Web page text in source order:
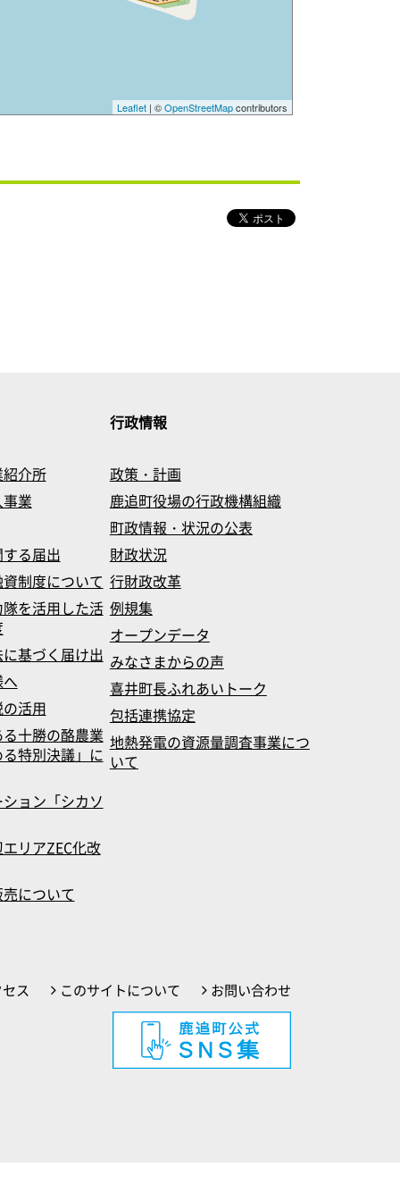
Leaflet| ©OpenStreetMapcontributors
介所
業
る届出
制度について
を活用した活
基づく届け出
活用
十勝の酪農業
特別決議」に
ョン「シカソ
リアZEC化改
について
行政情報
政策・計画
鹿追町役場の行政機構組織
町政情報・状況の公表
財政状況
行財政改革
例規集
オープンデータ
みなさまからの声
喜井町長ふれあいトーク
包括連携協定
地熱発電の資源量調査事業につ
いて
ス このサイトについて お問い合わせ